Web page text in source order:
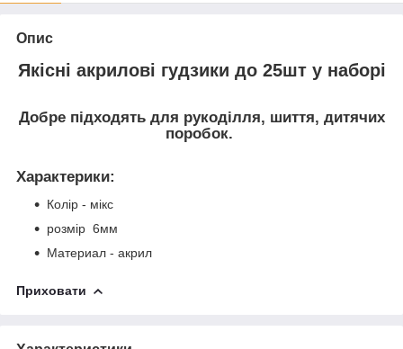
Опис
Якісні акрилові гудзики до 25шт у наборі
Добре підходять для рукоділля, шиття, дитячих
поробок.
Характерики:
Колір - мікс
розмір 6мм
Материал - акрил
Приховати